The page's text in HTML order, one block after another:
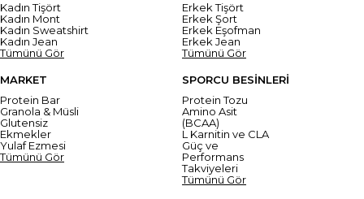
Kadın Tişört
Kadın Mont
Kadın Sweatshirt
Kadın Jean
Tümünü Gör
Erkek Tişört
Erkek Şort
Erkek Eşofman
Erkek Jean
Tümünü Gör
MARKET
Protein Bar
Granola & Müsli
Glutensiz
Ekmekler
Yulaf Ezmesi
Tümünü Gör
SPORCU BESİNLERİ
Protein Tozu
Amino Asit
(BCAA)
L Karnitin ve CLA
Güç ve
Performans
Takviyeleri
Tümünü Gör